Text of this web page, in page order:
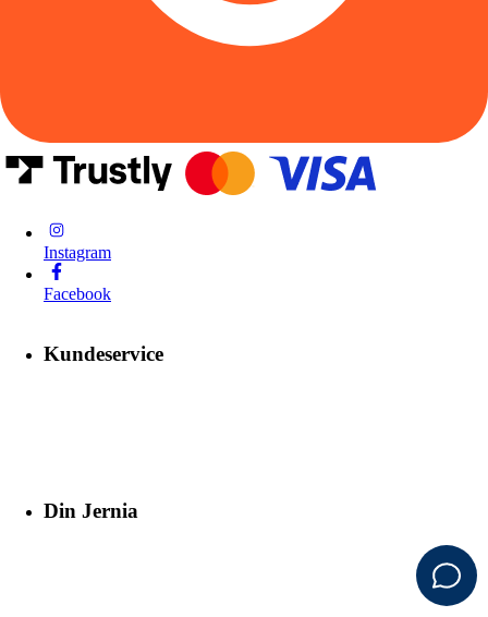
Instagram
Facebook
Kundeservice
Din Jernia